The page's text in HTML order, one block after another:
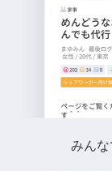
みんな